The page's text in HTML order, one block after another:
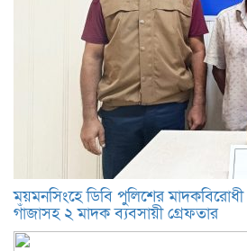
ময়মনসিংহে ডিবি পুলিশের
গাঁজাসহ ২ মাদক ব্যবসায়ী গ্রেফতার